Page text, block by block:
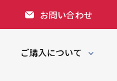
お問い合わせ
ご購入について